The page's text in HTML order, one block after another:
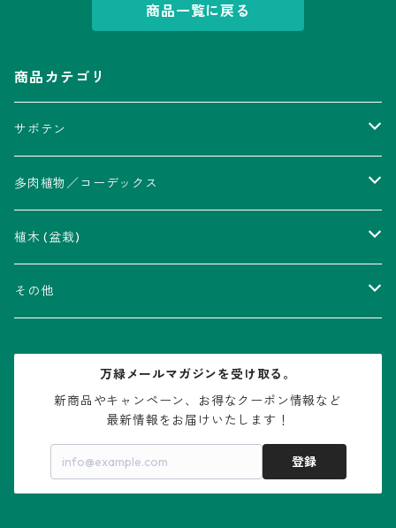
商品一覧に戻る
商品カテゴリ
サボテン
アストロフィツム属
瑠璃兜錦、兜丸錦
V-type兜
アリオカルプス属
ウィギンシア属
エキノケレウス属
エキノプシス属
多肉植物／コーデックス
アカベ属
アロエ属
コノフィツム属
センナ属
植木 (盆栽)
ムクロジ科：カエデ属
その他
水石・景石
万緑メールマガジンを受け取る。
新商品やキャンペーン、お得なクーポン情報など
最新情報をお届けいたします！
登録